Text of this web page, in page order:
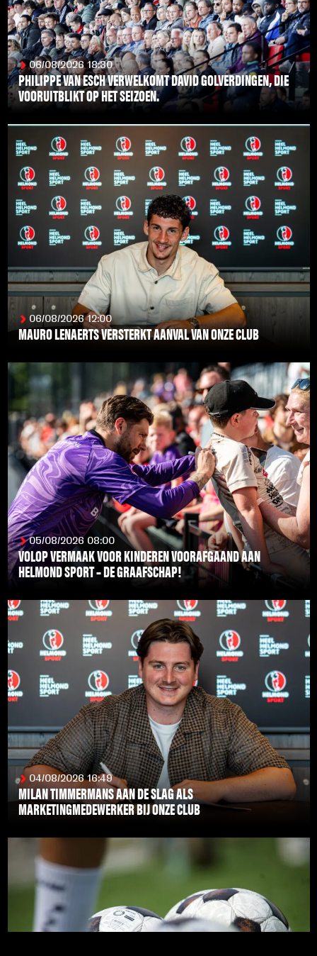
06/08/2026 18:30
PHILIPPE VAN ESCH VERWELKOMT DAVID GOLVERDINGEN, DIE
VOORUITBLIKT OP HET SEIZOEN.
LEES MEER
06/08/2026 12:00
MAURO LENAERTS VERSTERKT AANVAL VAN ONZE CLUB
05/08/2026 08:00
VOLOP VERMAAK VOOR KINDEREN VOORAFGAAND AAN
HELMOND SPORT – DE GRAAFSCHAP!
04/08/2026 16:49
MILAN TIMMERMANS AAN DE SLAG ALS
MARKETINGMEDEWERKER BIJ ONZE CLUB